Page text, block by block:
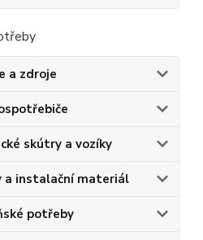
a zdroje
skútry a vozíky
a instalační materiál
potřeby